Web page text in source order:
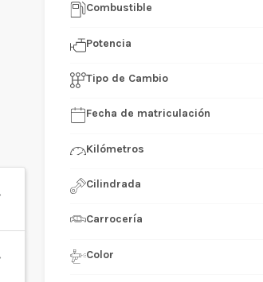
Combustible
Potencia
Tipo de Cambio
Fecha de matriculación
Kilómetros
Cilindrada
Carrocería
Color